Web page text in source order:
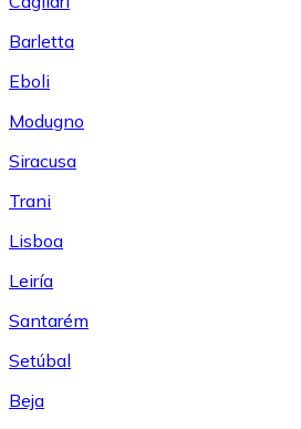
Barletta
Eboli
Modugno
Siracusa
Trani
Lisboa
Leiría
Santarém
Setúbal
Beja